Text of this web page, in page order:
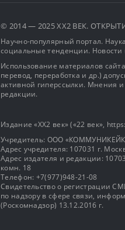
© 2014 — 2025 XX2 ВЕК.
Научно-популярный портал.
социальные тенденции. Новости
Использование материалов
перевод, переработка и др.)
активной гиперссылки. Мнения и
редакции.
Издание «XX2 век» («22 век»,
Учредитель: OOO
Адрес учредителя: 107031 г.
Адрес издателя и редакции:
комн. 18
Телефон: +7(977)948-21-08
Свидетельство о регистрации
по надзору в сфере связи,
(Роскомнадзор) 13.12.2016 г.